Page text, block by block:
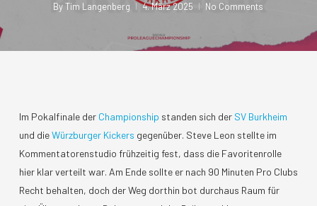
By Tim Langenberg 4. März 2025 No Comments
Im Pokalfinale der Championship standen sich der SV Burkheim
und dieWürzburger Kickers gegenüber. Steve Leon stellte im
Kommentatorenstudio frühzeitig fest, dass die Favoritenrolle
hier klar verteilt war. Am Ende sollte er nach 90 Minuten Pro Clubs
Recht behalten, doch der Weg dorthin bot durchaus Raum für